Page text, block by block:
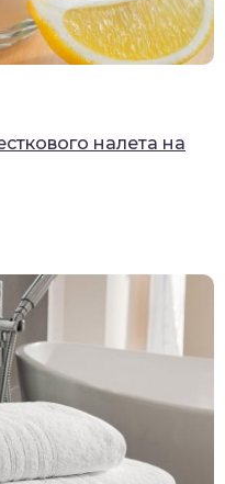
налета на